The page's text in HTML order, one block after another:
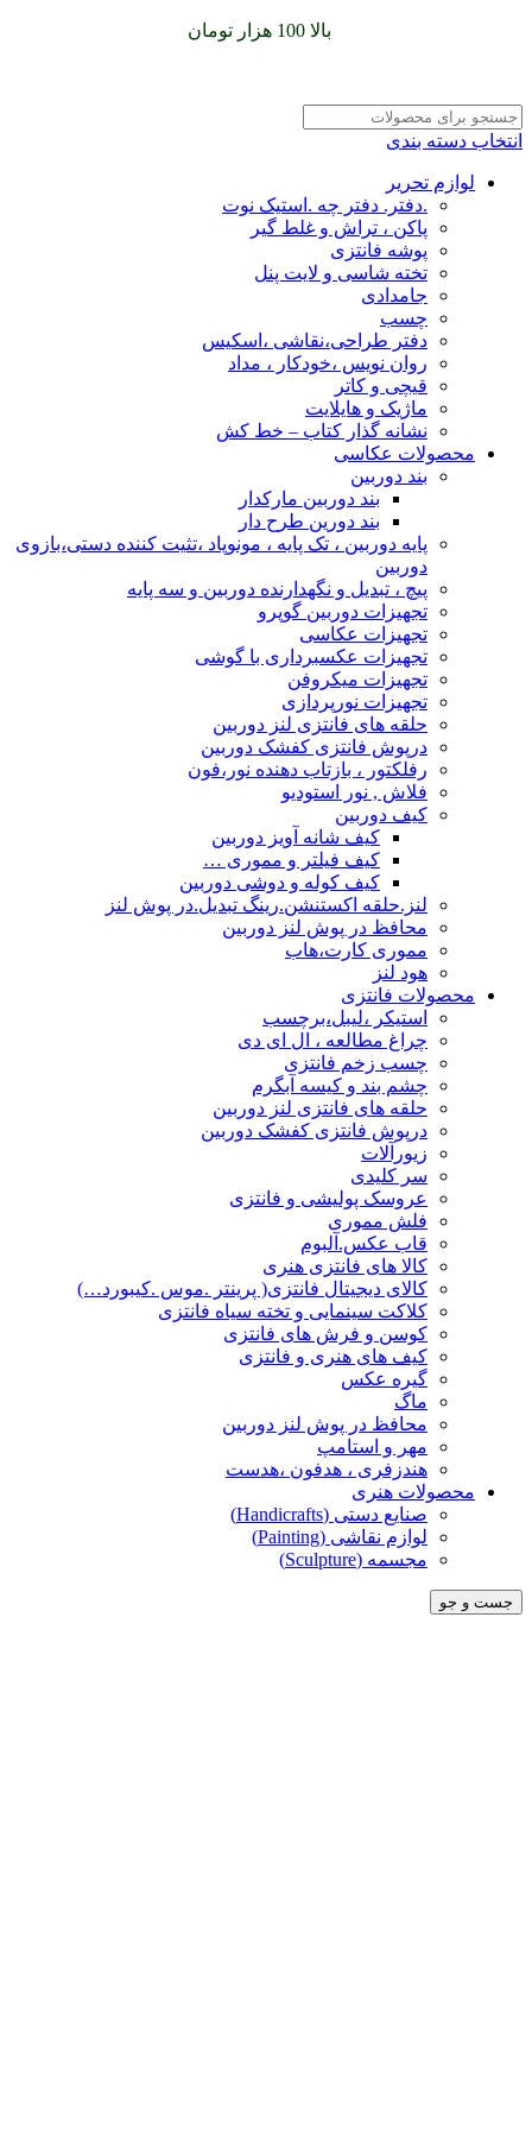
بالا 100 هزار تومان
انتخاب دسته بندی
لوازم تحریر
.دفتر. دفتر چه .استیک نوت
پاکن ، تراش و غلط گیر
پوشه فانتزی
تخته شاسی و لایت پنل
جامدادی
چسب
دفتر طراحی،نقاشی ،اسکیس
روان نویس ،خودکار ، مداد
قیچی و کاتر
ماژیک و هایلایت
نشانه گذار کتاب – خط کش
محصولات عکاسی
بند دوربین
بند دوربین مارکدار
بند دورین طرح دار
پایه دوربین ، تک پایه ، مونوپاد ،تثیت کننده دستی،بازوی
دوربین
پیچ ، تبدیل و نگهدارنده دوربین و سه پایه
تجهیزات دوربین گوپرو
تجهیزات عکاسی
تجهیزات عکسبرداری با گوشی
تجهیزات میکروفن
تجهیزات نورپردازی
حلقه های فانتزی لنز دوربین
درپوش فانتزی کفشک دوربین
رفلکتور ، بازتاب دهنده نور،فون
فلاش , نور استودیو
کیف دوربین
کیف شانه آویز دوربین
کیف فیلتر و مموری …
کیف کوله و دوشی دوربین
لنز.حلقه اکستنشن.رینگ تبدیل.در پوش لنز
محافظ در پوش لنز دوربین
مموری کارت،هاب
هود لنز
محصولات فانتزی
استیکر ،لیبل،برچسب
چراغ مطالعه ، ال ای دی
چسب زخم فانتزی
چشم بند و کیسه آبگرم
حلقه های فانتزی لنز دوربین
درپوش فانتزی کفشک دوربین
زیورآلات
سر کلیدی
عروسک پولیشی و فانتزی
فلش مموری
قاب عکس.آلبوم
کالا های فانتزی هنری
کالای دیجیتال فانتزی( پرینتر .موس .کیبورد…)
کلاکت سینمایی و تخته سیاه فانتزی
کوسن و فرش های فانتزی
کیف های هنری و فانتزی
گیره عکس
ماگ
محافظ در پوش لنز دوربین
مهر و استامپ
هندزفری ، هدفون ،هدست
محصولات هنری
صنایع دستی (Handicrafts)
لوازم نقاشی (Painting)
مجسمه (Sculpture)
جست و جو